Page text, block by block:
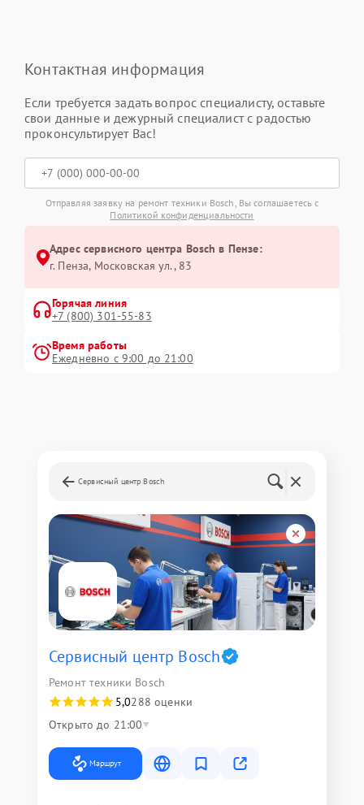
Контактная информация
Если требуется задать вопрос специалисту, оставьте
свои данные и дежурный специалист с радостью
проконсультирует Вас!
Отправляя заявку на ремонт техники Bosch, Вы соглашаетесь с
Политикой конфиденциальности
Адрес сервисного центра Bosch в Пензе:
г. Пенза, Московская ул., 83
Горячая линия
+7 (800) 301-55-83
Время работы
Ежедневно с 9:00 до 21:00
Сервисный центр Bosch
Сервисный центр Bosch
Ремонт техники Bosch
5,0288 оценки
Открыто до 21:00
Маршрут